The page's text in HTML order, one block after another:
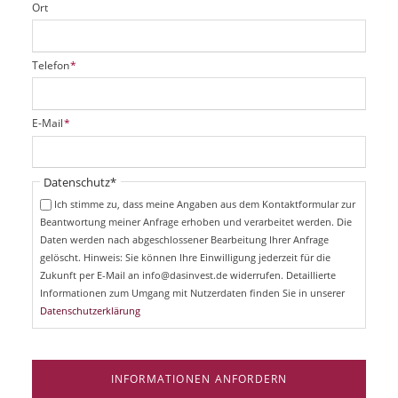
Ort
P
f
i
c
t
f
Telefon*
P
f
i
E-Mail*
Pflichtfeld
Datenschutz*
Ich stimme zu, dass meine Angaben aus dem Kontaktformular zur
Beantwortung meiner Anfrage erhoben und verarbeitet werden. Die
Daten werden nach abgeschlossener Bearbeitung Ihrer Anfrage
gelöscht. Hinweis: Sie können Ihre Einwilligung jederzeit für die
Zukunft per E-Mail an info@dasinvest.de widerrufen. Detaillierte
Informationen zum Umgang mit Nutzerdaten finden Sie in unserer
Datenschutzerklärung
INFORMATIONEN ANFORDERN